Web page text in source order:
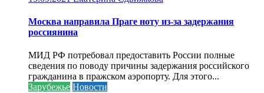
Москва направила Праге ноту из-за задержания
россиянина
МИД РФ потребовал предоставить России полные
сведения по поводу причины задержания российского
гражданина в пражском аэропорту. Для этого...
Зарубежье Новости